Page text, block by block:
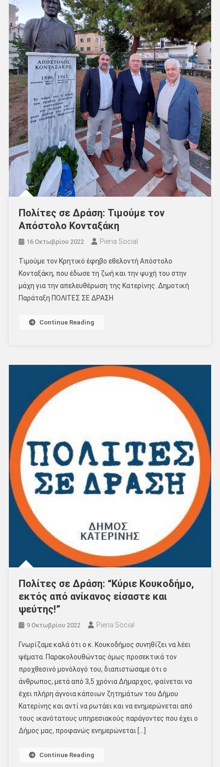
Πολίτες σε Δράση: Τιμούμε τον
Απόστολο Κονταξάκη
16 Οκτωβρίου 2022 Pieria Social
Τιμούμε τον Κρητικό έφηβο εθελοντή Απόστολο
Κονταξάκη, που έδωσε τη ζωή και την ψυχή του στην
μάχη για την απελευθέρωση της Κατερίνης. Δημοτική
Παράταξη ΠΟΛΙΤΕΣ ΣΕ ΔΡΑΣΗ
Continue Reading
Πολίτες σε Δράση: “Κύριε Κουκοδήμο,
εκτός από ανίκανος είσαστε και
ψεύτης!”
9 Οκτωβρίου 2022 Pieria Social
Γνωρίζαμε καλά ότι ο κ. Κουκοδήμος συνηθίζει να λέει
ψέματα. Παρακολουθώντας όμως προσεκτικά τον
προχθεσινό μονόλογό του, διαπιστώσαμε ότι ο
άνθρωπος, μετά από 3,5 χρόνια Δήμαρχος, φαίνεται να
έχει πλήρη άγνοια κάποιων ζητημάτων του Δήμου
Κατερίνης και αντί να ρωτάει και να ενημερώνεται από
τους ικανότατους υπηρεσιακούς παράγοντες που έχει ο
Δήμος μας, προφανώς ενημερώνεται […]
Continue Reading